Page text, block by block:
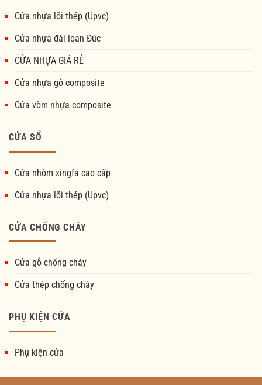
Cửa nhựa lõi thép (Upvc)
Cửa nhựa đài loan Đúc
CỬA NHỰA GIÁ RẺ
Cửa nhựa gỗ composite
Cửa vòm nhựa composite
CỬA SỔ
Cửa nhôm xingfa cao cấp
Cửa nhựa lõi thép (Upvc)
CỬA CHỐNG CHÁY
Cửa gỗ chống cháy
Cửa thép chống cháy
PHỤ KIỆN CỬA
Phụ kiện cửa